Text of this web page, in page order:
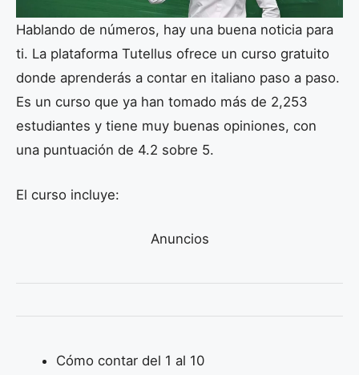
Hablando de números, hay una buena noticia para
ti. La plataforma Tutellus ofrece un curso gratuito
donde aprenderás a contar en italiano paso a paso.
Es un curso que ya han tomado más de 2,253
estudiantes y tiene muy buenas opiniones, con
una puntuación de 4.2 sobre 5.
El curso incluye:
Anuncios
Cómo contar del 1 al 10